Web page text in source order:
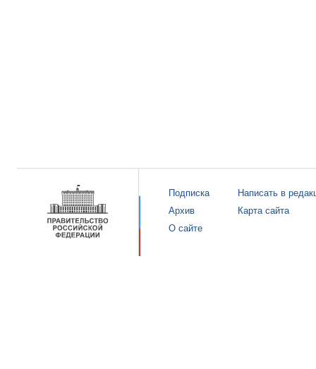
Подписка
Архив
О сайте
Написать в
Карта сайта